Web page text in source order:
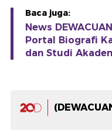
Baca juga:
News
Portal Biografi
dan Studi